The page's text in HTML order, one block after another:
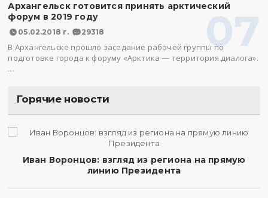
07
Архангельск готовится принять арктический
форум в 2019 году
05.02.2018 г. 29318
В Архангельске прошло заседание рабочей группы по
подготовке города к форуму «Арктика — территория диалога».
…
Горячие новости
Иван Воронцов: взгляд из региона на прямую
линию Президента